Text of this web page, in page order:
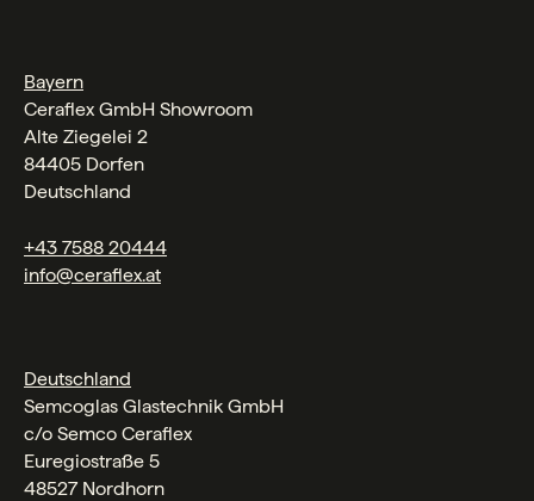
Bayern
Ceraflex GmbH Showroom
Alte Ziegelei 2
84405 Dorfen
Deutschland
+43 7588 20444
info@ceraflex.at
Deutschland
Semcoglas Glastechnik GmbH
c/o Semco Ceraflex
Euregiostraße 5
48527 Nordhorn